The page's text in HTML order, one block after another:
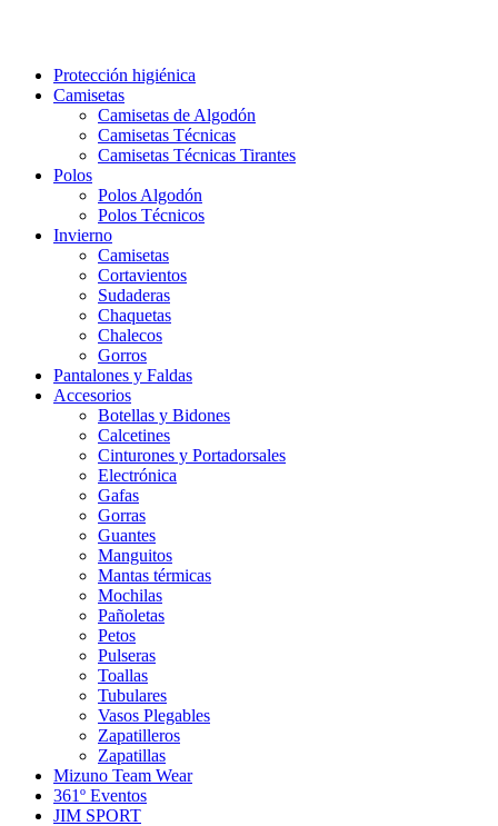
Protección higiénica
Camisetas
Camisetas de Algodón
Camisetas Técnicas
Camisetas Técnicas Tirantes
Polos
Polos Algodón
Polos Técnicos
Invierno
Camisetas
Cortavientos
Sudaderas
Chaquetas
Chalecos
Gorros
Pantalones y Faldas
Accesorios
Botellas y Bidones
Calcetines
Cinturones y Portadorsales
Electrónica
Gafas
Gorras
Guantes
Manguitos
Mantas térmicas
Mochilas
Pañoletas
Petos
Pulseras
Toallas
Tubulares
Vasos Plegables
Zapatilleros
Zapatillas
Mizuno Team Wear
361º Eventos
JIM SPORT